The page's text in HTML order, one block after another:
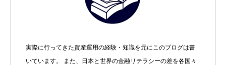
実際に行ってきた資産運用の経験・知識を元にこのブログは書
いています。 また、日本と世界の金融リテラシーの差を各国々